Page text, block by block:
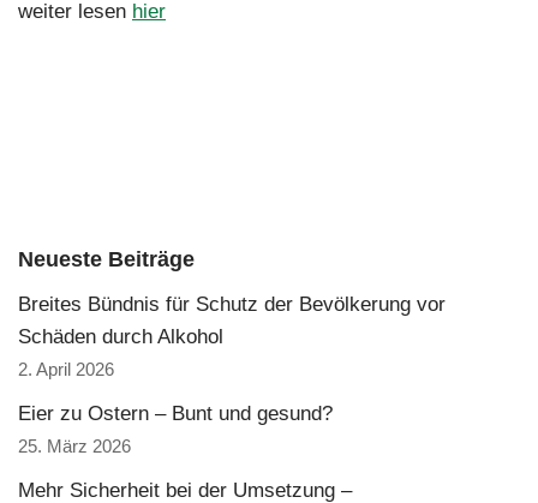
weiter lesen hier
Neueste Beiträge
Breites Bündnis für Schutz der Bevölkerung vor
Schäden durch Alkohol
2. April 2026
Eier zu Ostern – Bunt und gesund?
25. März 2026
Mehr Sicherheit bei der Umsetzung –